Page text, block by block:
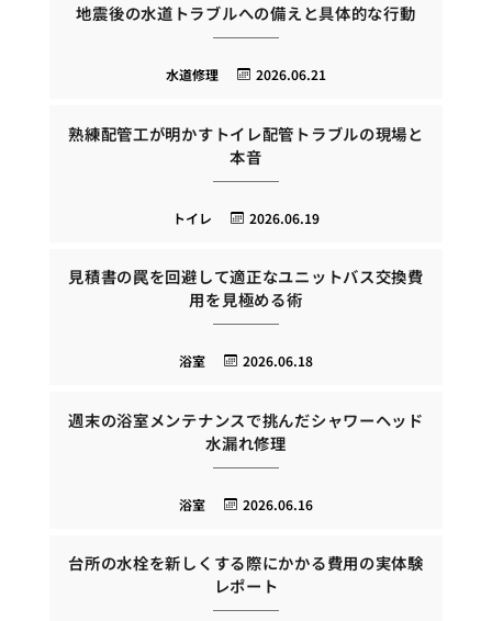
地震後の水道トラブルへの備えと具体的な行動
2026.06.21
水道修理
熟練配管工が明かすトイレ配管トラブルの現場と
本音
2026.06.19
トイレ
見積書の罠を回避して適正なユニットバス交換費
用を見極める術
2026.06.18
浴室
週末の浴室メンテナンスで挑んだシャワーヘッド
水漏れ修理
2026.06.16
浴室
台所の水栓を新しくする際にかかる費用の実体験
レポート